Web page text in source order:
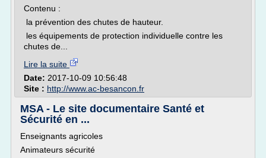
Contenu :
la prévention des chutes de hauteur.
les équipements de protection individuelle contre les
chutes de...
Lire la suite
Date: 2017-10-09 10:56:48
Site : http://www.ac-besancon.fr
MSA - Le site documentaire Santé et
Sécurité en ...
Enseignants agricoles
Animateurs sécurité